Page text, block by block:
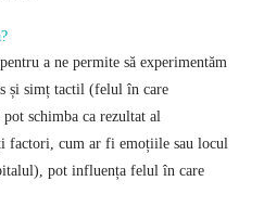
a ne permite să experimentăm
și simț tactil (felul în care
schimba ca rezultat al
factori, cum ar fi emoțiile sau locul
pot influența felul în care